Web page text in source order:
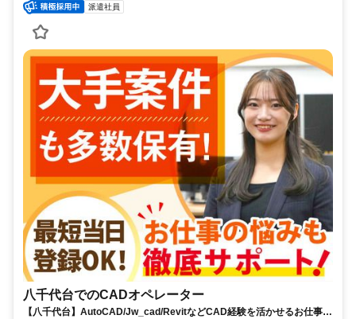
派遣社員
八千代台でのCADオペレーター
【八千代台】AutoCAD/Jw_cad/RevitなどCAD経験を活かせるお仕事を